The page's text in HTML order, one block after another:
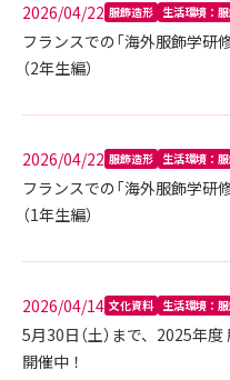
2026/04/22 服飾造形 生活環境：
フランスでの「海外服飾学研
（2年生編）
2026/04/22 服飾造形 生活環境：
フランスでの「海外服飾学研
（1年生編）
2026/04/14 文化資料 生活環境：
5月30日（土）まで、2025年
開催中！